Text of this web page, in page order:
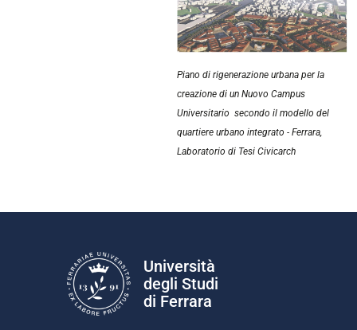
Piano di rigenerazione urbana per la
creazione di un Nuovo Campus
Universitario secondo il modello del
quartiere urbano integrato - Ferrara,
Laboratorio di Tesi Civicarch
Università
degli Studi
di Ferrara